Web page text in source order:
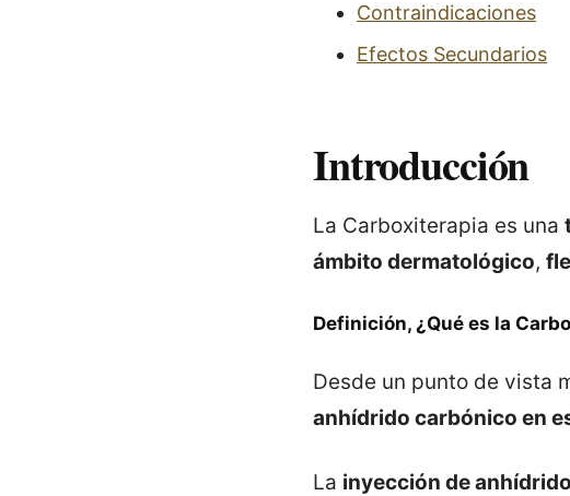
Contraindicaciones
Efectos Secundarios
Introducción
La Carboxiterapia es una
ámbito dermatológico,
Definición, ¿Qué es la
Desde un punto de vista
anhídrido carbónico en
La inyección de